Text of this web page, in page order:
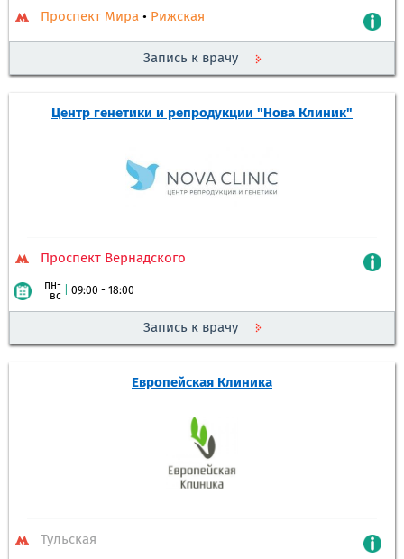
Проспект Мира • Рижская
Запись к врачу
Центр генетики и репродукции "Нова Клиник"
Проспект Вернадского
пн-
вс
09:00 - 18:00
Запись к врачу
Европейская Клиника
Тульская